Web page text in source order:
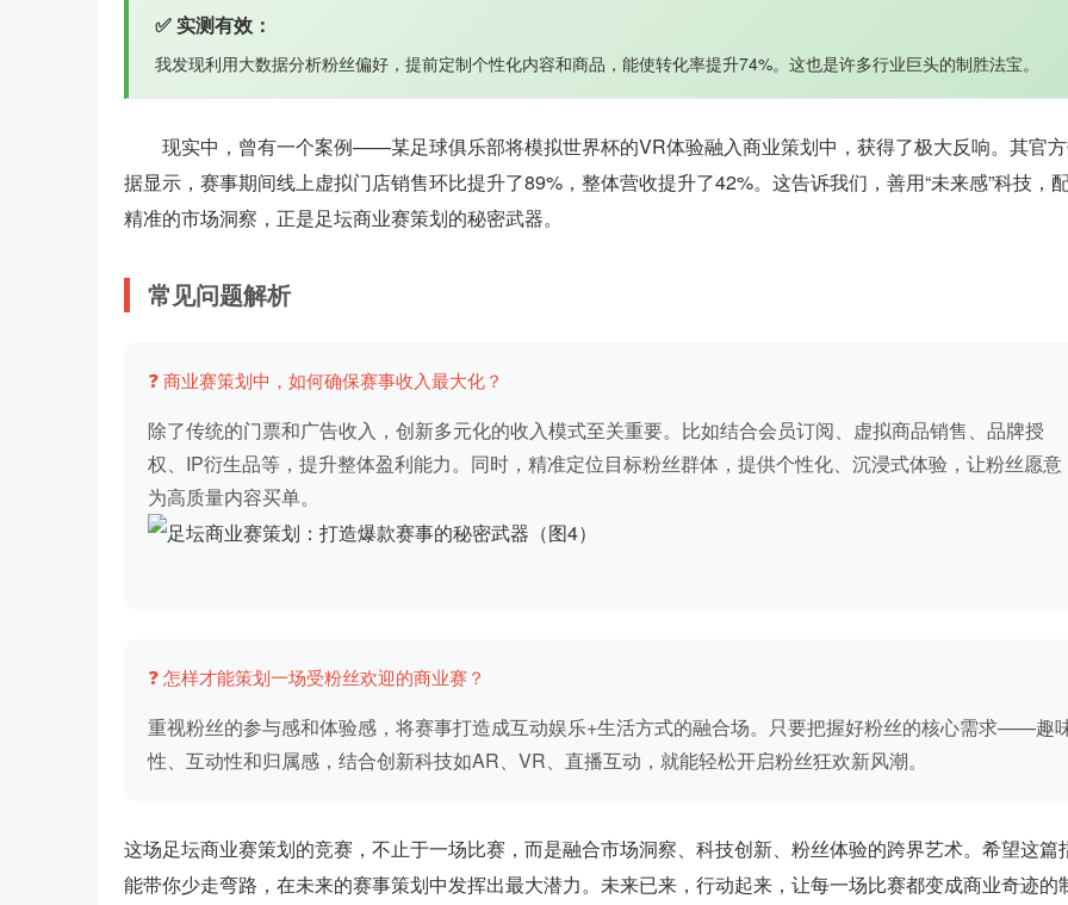
✅ 实测有效：
我发现利用大数据分析粉丝偏好，提前定制个性化内容和商品，能使转化率提升74%。这也是许多行业巨头的制胜法宝。
现实中，曾有一个案例——某足球俱乐部将模拟世界杯的VR体验融入商业策划中，获得了极大反响。其官
据显示，赛事期间线上虚拟门店销售环比提升了89%，整体营收提升了42%。这告诉我们，善用“未来感”科技，
精准的市场洞察，正是足坛商业赛策划的秘密武器。
常见问题解析
❓ 商业赛策划中，如何确保赛事收入最大化？
除了传统的门票和广告收入，创新多元化的收入模式至关重要。比如结合会员订阅、虚拟商品销售、品牌授
权、IP衍生品等，提升整体盈利能力。同时，精准定位目标粉丝群体，提供个性化、沉浸式体验，让粉丝愿意
为高质量内容买单。
❓ 怎样才能策划一场受粉丝欢迎的商业赛？
重视粉丝的参与感和体验感，将赛事打造成互动娱乐+生活方式的融合场。只要把握好粉丝的核心需求——趣
性、互动性和归属感，结合创新科技如AR、VR、直播互动，就能轻松开启粉丝狂欢新风潮。
这场足坛商业赛策划的竞赛，不止于一场比赛，而是融合市场洞察、科技创新、粉丝体验的跨界艺术。希望这篇
能带你少走弯路，在未来的赛事策划中发挥出最大潜力。未来已来，行动起来，让每一场比赛都变成商业奇迹的